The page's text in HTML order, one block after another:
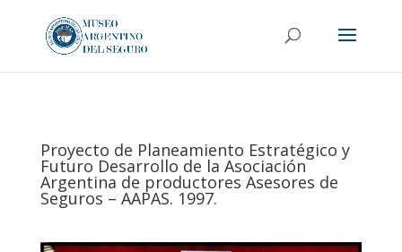
Proyecto de Planeamiento Estratégico y
Futuro Desarrollo de la Asociación
Argentina de productores Asesores de
Seguros – AAPAS. 1997.